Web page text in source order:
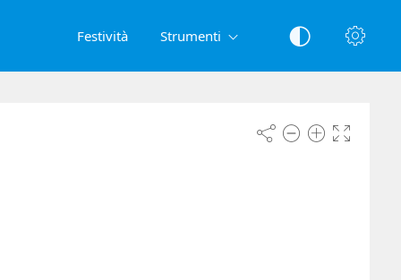
Festività Strumenti